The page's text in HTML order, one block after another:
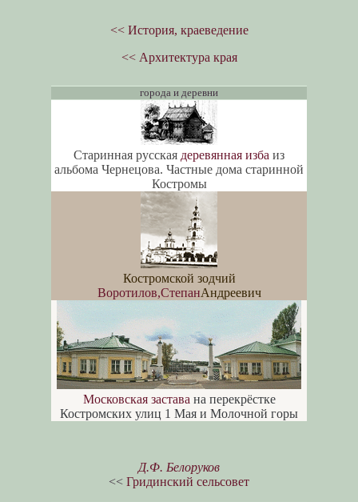
<< История, краеведение
<< Архитектура края
города и деревни
Старинная русская деревянная изба из
альбома Чернецова. Частные дома старинной
Костромы
Костромской зодчий
Воротилов,СтепанАндреевич
Московская заставана перекрёстке
Костромских улиц 1 Мая и Молочной горы
Д.Ф. Белоруков
<< Гридинский сельсовет